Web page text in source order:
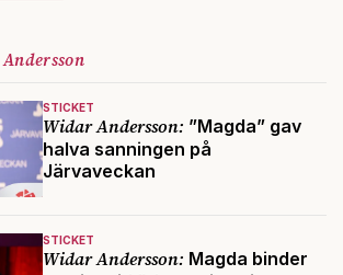
STICKET
Widar Andersson: ”Magda” gav
halva sanningen på
Järvaveckan
STICKET
Widar Andersson: Magda binder